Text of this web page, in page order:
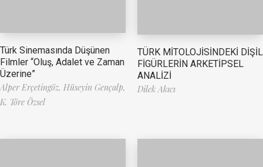
Türk Sinemasında Düşünen
Filmler “Oluş, Adalet ve Zaman
Üzerine”
Alper Erçetingöz, Hüseyin Gençalp,
K. Töre Özsel
TÜRK MİTOLOJİSİNDEKİ DİŞİL
FİGÜRLERİN ARKETİPSEL
ANALİZİ
Dilek Akıcı